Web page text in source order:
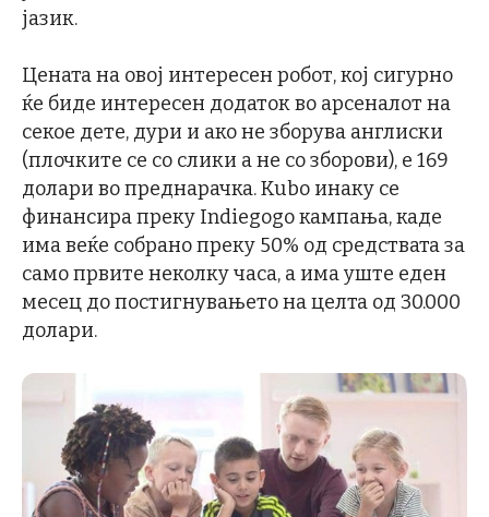
јазик.
Цената на овој интересен робот, кој сигурно
ќе биде интересен додаток во арсеналот на
секое дете, дури и ако не зборува англиски
(плочките се со слики а не со зборови), е 169
долари во преднарачка. Kubo инаку се
финансира преку Indiegogo кампања, каде
има веќе собрано преку 50% од средствата за
само првите неколку часа, а има уште еден
месец до постигнувањето на целта од 30.000
долари.